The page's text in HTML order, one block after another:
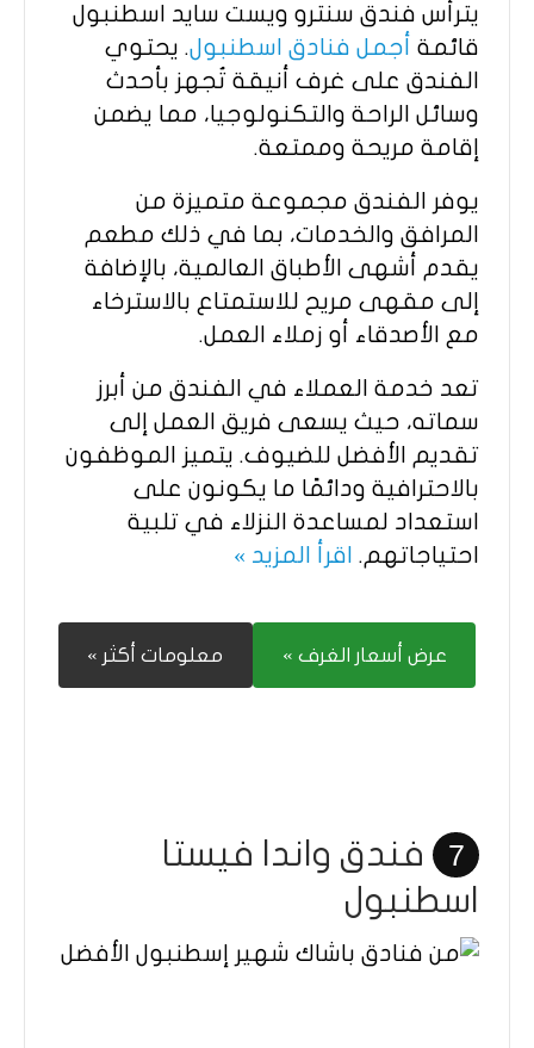
يترأس فندق سنترو ويست سايد اسطنبول
قائمة أجمل فنادق اسطنبول. يحتوي
الفندق على غرف أنيقة تُجهز بأحدث
وسائل الراحة والتكنولوجيا، مما يضمن
إقامة مريحة وممتعة.
يوفر الفندق مجموعة متميزة من
المرافق والخدمات، بما في ذلك مطعم
يقدم أشهى الأطباق العالمية، بالإضافة
إلى مقهى مريح للاستمتاع بالاسترخاء
مع الأصدقاء أو زملاء العمل.
تعد خدمة العملاء في الفندق من أبرز
سماته، حيث يسعى فريق العمل إلى
تقديم الأفضل للضيوف. يتميز الموظفون
بالاحترافية ودائمًا ما يكونون على
استعداد لمساعدة النزلاء في تلبية
احتياجاتهم. اقرأ المزيد »
عرض أسعار الغرف » معلومات أكثر »
7
فندق واندا فيستا
اسطنبول